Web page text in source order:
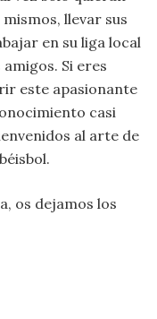
llevar sus
en su liga local
Si eres
este apasionante
casi
al arte de
os dejamos los